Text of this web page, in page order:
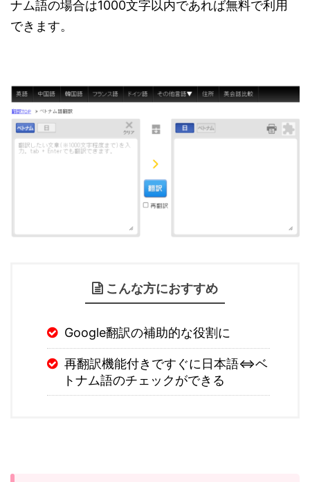
ナム語の場合は1000文字以内であれば無料で利用
できます。
こんな方におすすめ
Google翻訳の補助的な役割に
再翻訳機能付きですぐに日本語⇔ベ
トナム語のチェックができる